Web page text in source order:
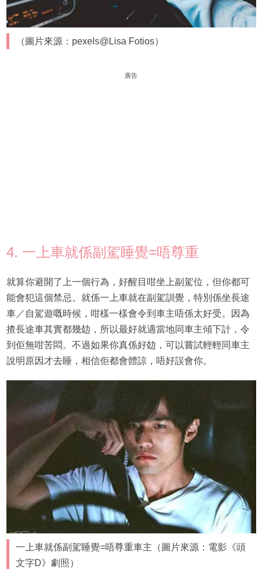
（圖片來源：pexels@Lisa Fotios）
廣告
4. 一上車就係副駕睡覺=唔尊重
就算你避開了上一個行為，好醒目咁坐上副駕位，但你都可
能會犯這個禁忌。就係一上車就在副駕訓覺，特別係坐長途
車／自駕遊嘅時候，咁樣一樣會令到車主唔係太好受。因為
揸長途車其實都幾攰，所以最好就適當地同車主傾下計，令
到佢無咁苦悶。不過如果你真係好攰，可以嘗試輕輕同車主
說明原因才去睡，相信佢都會體諒，唔好誤會你。
一上車就係副駕睡覺=唔尊重車主（圖片來源：電影《頭
文字D》劇照）